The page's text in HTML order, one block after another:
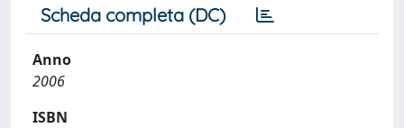
Scheda completa (DC)
Anno
2006
ISBN